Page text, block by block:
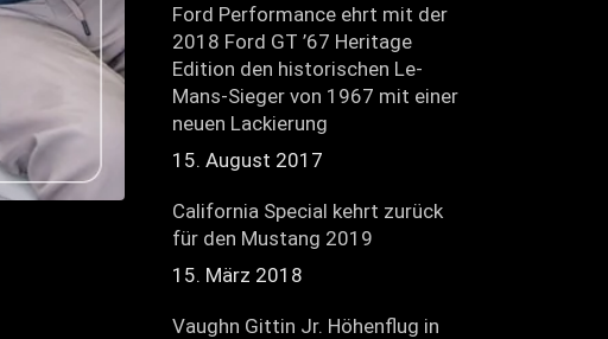
Ford Performance ehrt mit der
2018 Ford GT ’67 Heritage
Edition den historischen Le-
Mans-Sieger von 1967 mit einer
neuen Lackierung
15. August 2017
California Special kehrt zurück
für den Mustang 2019
15. März 2018
Vaughn Gittin Jr. Höhenflug in